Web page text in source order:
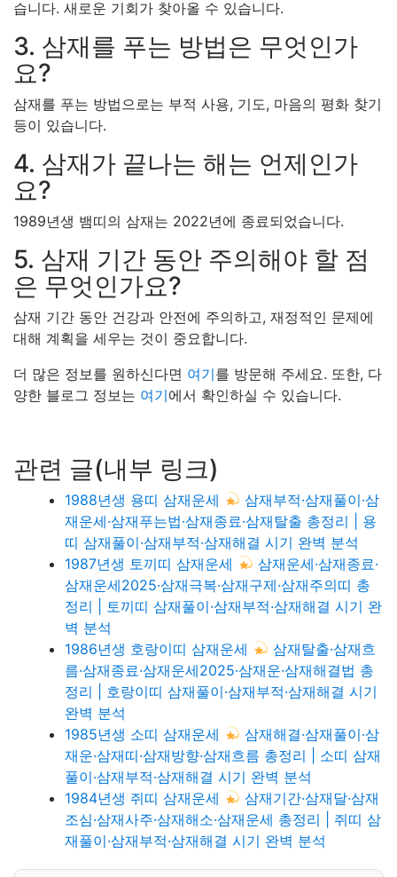
습니다. 새로운 기회가 찾아올 수 있습니다.
3. 삼재를 푸는 방법은 무엇인가
요?
삼재를 푸는 방법으로는 부적 사용, 기도, 마음의 평화 찾기
등이 있습니다.
4. 삼재가 끝나는 해는 언제인가
요?
1989년생 뱀띠의 삼재는 2022년에 종료되었습니다.
5. 삼재 기간 동안 주의해야 할 점
은 무엇인가요?
삼재 기간 동안 건강과 안전에 주의하고, 재정적인 문제에
대해 계획을 세우는 것이 중요합니다.
더 많은 정보를 원하신다면 여기를 방문해 주세요. 또한, 다
양한 블로그 정보는 여기에서 확인하실 수 있습니다.
관련 글(내부 링크)
1988년생 용띠 삼재운세
삼재부적·삼재풀이·삼
재운세·삼재푸는법·삼재종료·삼재탈출 총정리 | 용
띠 삼재풀이·삼재부적·삼재해결 시기 완벽 분석
1987년생 토끼띠 삼재운세
삼재운세·삼재종료·
삼재운세2025·삼재극복·삼재구제·삼재주의띠 총
정리 | 토끼띠 삼재풀이·삼재부적·삼재해결 시기 완
벽 분석
1986년생 호랑이띠 삼재운세
삼재탈출·삼재흐
름·삼재종료·삼재운세2025·삼재운·삼재해결법 총
정리 | 호랑이띠 삼재풀이·삼재부적·삼재해결 시기
완벽 분석
1985년생 소띠 삼재운세
삼재해결·삼재풀이·삼
재운·삼재띠·삼재방향·삼재흐름 총정리 | 소띠 삼재
풀이·삼재부적·삼재해결 시기 완벽 분석
1984년생 쥐띠 삼재운세
삼재기간·삼재달·삼재
조심·삼재사주·삼재해소·삼재운세 총정리 | 쥐띠 삼
재풀이·삼재부적·삼재해결 시기 완벽 분석